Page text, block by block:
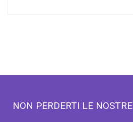
NON PERDERTI LE NOSTRE